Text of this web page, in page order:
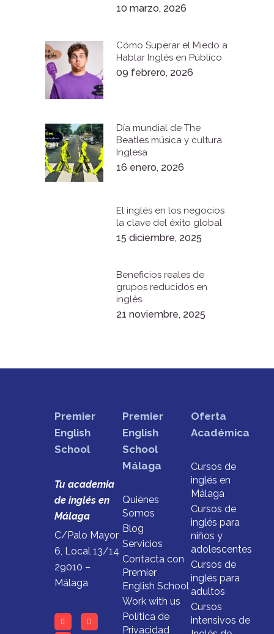
10 marzo, 2026
Cómo Superar el Miedo a
Hablar Inglés en Público
09 febrero, 2026
Día mundial de The
Beatles música y cultura
Inglesa
16 enero, 2026
El inglés en los negocios
la clave del éxito global
15 diciembre, 2025
Beneficios reales de
grupos reducidos en
inglés
21 noviembre, 2025
Premier
English
School
Tu academia
de inglés en
Málaga
C/Palo Mayor
6, Local 13/14
29010 –
Málaga
Premier
English
School
Málaga
Quiénes
Somos
Blog
Servicios
Contacta con
Premier
English School
Work with us
Política de
Privacidad
Oferta
Académica
Cursos de
inglés en
Málaga
Cursos de
inglés para
niños y
adolescentes
Cursos de
inglés para
adultos
Cursos
intensivos de